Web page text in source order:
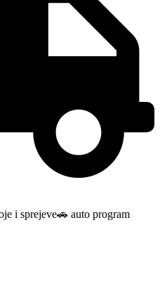
i sprejeve🚗 auto program